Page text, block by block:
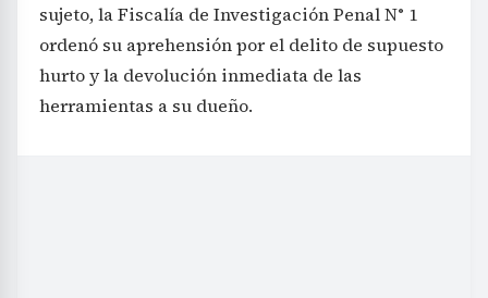
sujeto, la Fiscalía de Investigación Penal N° 1
ordenó su aprehensión por el delito de supuesto
hurto y la devolución inmediata de las
herramientas a su dueño.